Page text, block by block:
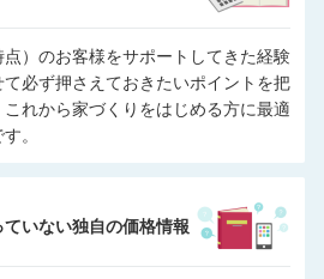
点）のお客様をサポートしてきた経験
必ず押さえておきたいポイントを把
れから家づくりをはじめる方に最適
。
いない独自の価格情報